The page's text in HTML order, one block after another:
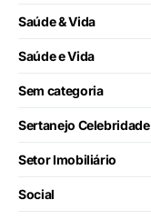
Saúde & Vida
Saúde e Vida
Sem categoria
Sertanejo Celebridade
Setor Imobiliário
Social